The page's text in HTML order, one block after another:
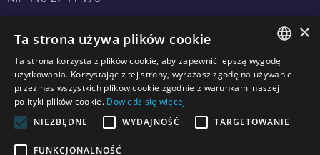
Copyright © 2024 Eurotronic.net.pl. All Rights Reserved.
POLISH
CZECH
ENGLISH
×
Ta strona używa plików cookie
Ta strona korzysta z plików cookie, aby zapewnić lepszą wygodę
użytkowania. Korzystając z tej strony, wyrażasz zgodę na używanie
przez nas wszystkich plików cookie zgodnie z warunkami naszej
polityki plików cookie. Dowiedz się więcej
NIEZBĘDNE
WYDAJNOŚĆ TARGETOWANIE
FUNKCJONALNOŚĆ